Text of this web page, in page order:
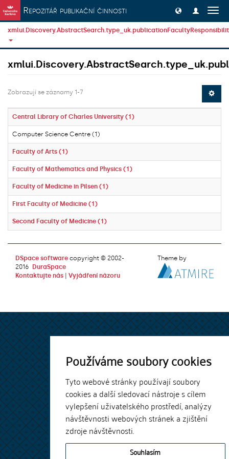
Používáme soubory cookies
Tyto webové stránky používají soubory
cookies a další sledovací nástroje s cílem
vylepšení uživatelského prostředí, analýzy
návštěvnosti webových stránek a zjištění
zdroje návštěvnosti.
Souhlasím
Přeskočit na obsah
Repozitář publikační činnosti
Zobrazují se záznamy 1-7
Central Library of Charles University (1)
Computer Science Centre (1)
Faculty of Arts (1)
Faculty of Mathematics and Physics (1)
Faculty of Medicine in Pilsen (1)
First Faculty of Medicine (1)
Second Faculty of Medicine (1)
DSpace software copyright © 2002-
2016
DuraSpace
Kontaktujte nás
Vyjádření názoru
Theme by